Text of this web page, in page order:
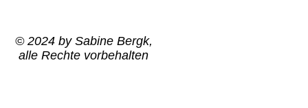
© 2024 by Sabine Bergk,
alle Rechte vorbehalten